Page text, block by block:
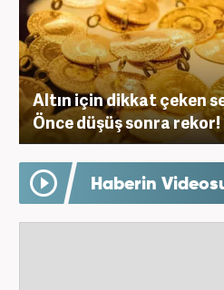
Altın için dikkat çeken
Önce düşüş sonra rekor!
Haberin